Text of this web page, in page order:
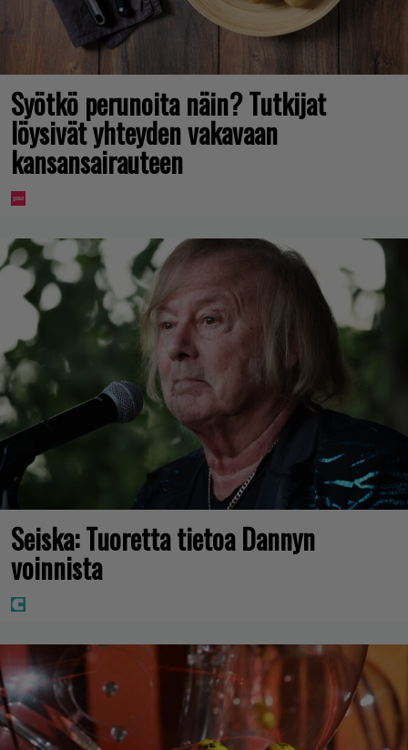
Syötkö perunoita näin? Tutkijat
löysivät yhteyden vakavaan
kansansairauteen
Seiska: Tuoretta tietoa Dannyn
voinnista